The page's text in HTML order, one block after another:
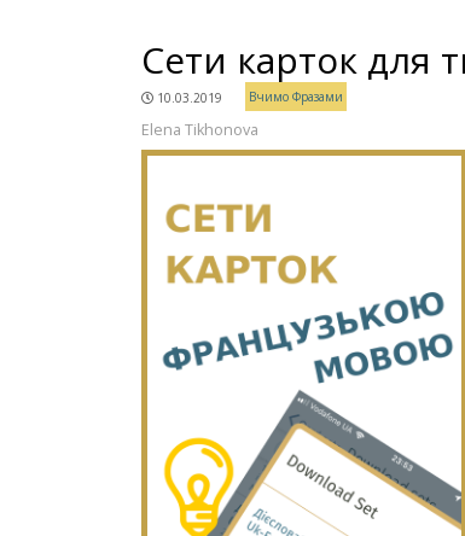
Сети карток для
10.03.2019 Вчимо Фразами
Elena Tikhonova